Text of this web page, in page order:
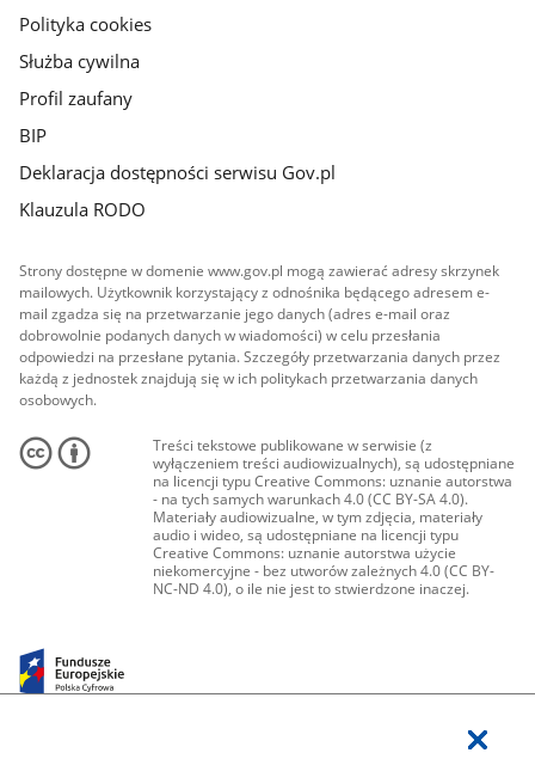
Polityka cookies
Służba cywilna
Profil zaufany
BIP
Deklaracja dostępności serwisu Gov.pl
Klauzula RODO
Strony dostępne w domenie www.gov.pl mogą zawierać adresy skrzynek
mailowych. Użytkownik korzystający z odnośnika będącego adresem e-
mail zgadza się na przetwarzanie jego danych (adres e-mail oraz
dobrowolnie podanych danych w wiadomości) w celu przesłania
odpowiedzi na przesłane pytania. Szczegóły przetwarzania danych przez
każdą z jednostek znajdują się w ich politykach przetwarzania danych
osobowych.
Treści tekstowe publikowane w serwisie (z
wyłączeniem treści audiowizualnych), są udostępniane
na licencji typu Creative Commons: uznanie autorstwa
- na tych samych warunkach 4.0 (CC BY-SA 4.0).
Materiały audiowizualne, w tym zdjęcia, materiały
audio i wideo, są udostępniane na licencji typu
Creative Commons: uznanie autorstwa użycie
niekomercyjne - bez utworów zależnych 4.0 (CC BY-
NC-ND 4.0), o ile nie jest to stwierdzone inaczej.